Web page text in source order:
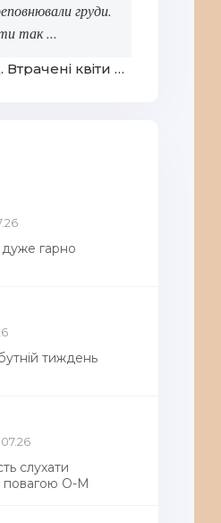
груди.
так ...
© Голлі Рінґланд. Втрачені квіти Еліс Гарт
гарно
тиждень
слухати
повагою О-М